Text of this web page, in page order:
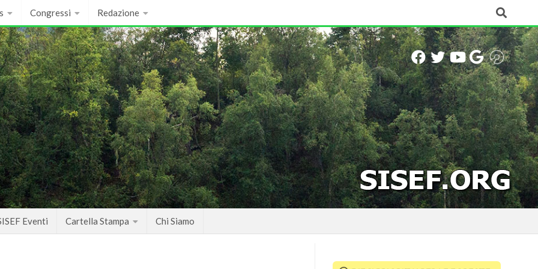
Congressi Redazione
Eventi Cartella Stampa Chi Siamo